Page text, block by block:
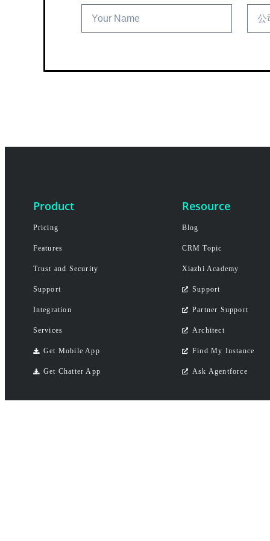
Product
Pricing
Features
Trust and Security
Support
Integration
Services
Get Mobile App
Get Chatter App
Resource
Blog
CRM Topic
Xiazhi Academy
Support
Partner Support
Architect
Find My Instance
Ask Agentforce